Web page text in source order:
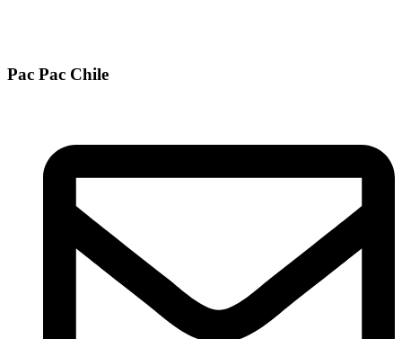
Pac Pac Chile